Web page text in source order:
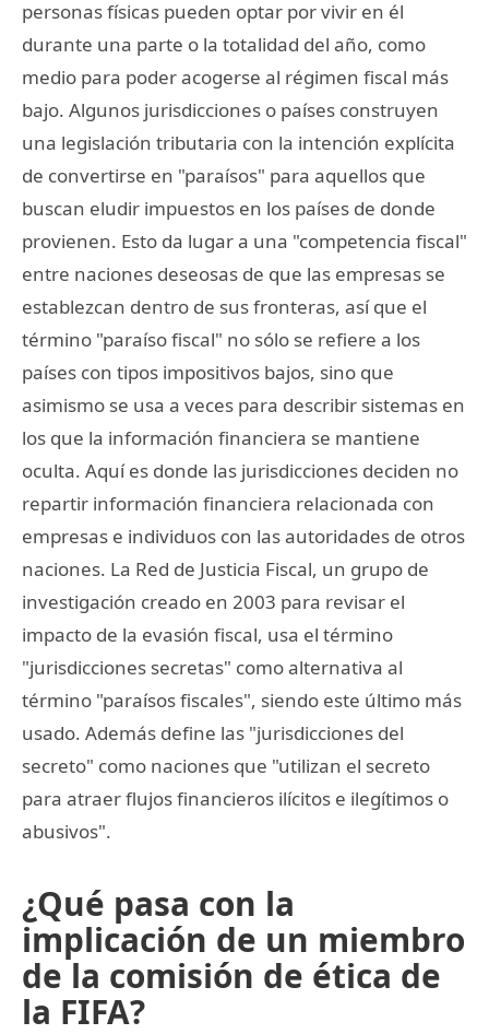
personas físicas pueden optar por vivir en él
durante una parte o la totalidad del año, como
medio para poder acogerse al régimen fiscal más
bajo. Algunos jurisdicciones o países construyen
una legislación tributaria con la intención explícita
de convertirse en "paraísos" para aquellos que
buscan eludir impuestos en los países de donde
provienen. Esto da lugar a una "competencia fiscal"
entre naciones deseosas de que las empresas se
establezcan dentro de sus fronteras, así que el
término "paraíso fiscal" no sólo se refiere a los
países con tipos impositivos bajos, sino que
asimismo se usa a veces para describir sistemas en
los que la información financiera se mantiene
oculta. Aquí es donde las jurisdicciones deciden no
repartir información financiera relacionada con
empresas e individuos con las autoridades de otros
naciones. La Red de Justicia Fiscal, un grupo de
investigación creado en 2003 para revisar el
impacto de la evasión fiscal, usa el término
"jurisdicciones secretas" como alternativa al
término "paraísos fiscales", siendo este último más
usado. Además define las "jurisdicciones del
secreto" como naciones que "utilizan el secreto
para atraer flujos financieros ilícitos e ilegítimos o
abusivos".
¿Qué pasa con la
implicación de un miembro
de la comisión de ética de
la FIFA?